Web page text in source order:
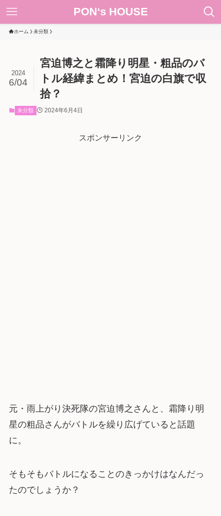
PON‘s HOUSE
ホーム 未分類
宮迫博之と霜降り明星・粗品のバ
トル経緯まとめ！宮迫の白旗で収
拾？
2024
6/04
未分類 2024年6月4日
スポンサーリンク
元・雨上がり決死隊の宮迫博之さんと、霜降り明
星の粗品さんがバトルを繰り広げていると話題
に。
そもそもバトルになることのきっかけはなんだっ
たのでしょうか？